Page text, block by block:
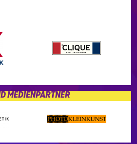
MEDIENPARTNER